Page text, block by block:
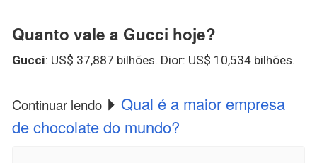
Quanto vale a Gucci hoje?
Gucci: US$ 37,887 bilhões. Dior: US$ 10,534 bilhões.
Continuar lendo
Qual é a maior empresa
de chocolate do mundo?